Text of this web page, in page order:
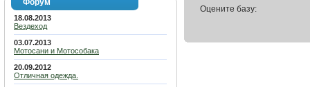
Форум
18.08.2013
Вездеход
03.07.2013
Мотосани и Мотособака
20.09.2012
Отличная одежда.
Оцените базу: